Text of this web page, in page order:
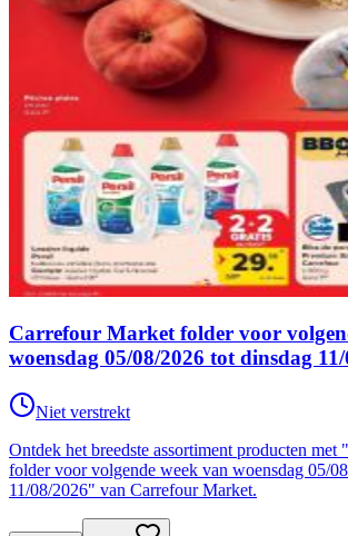
Carrefour Market folder voor
woensdag 05/08/2026 tot dinsdag
Niet verstrekt
Ontdek het breedste assortiment producten
folder voor volgende week van woensdag 05/
11/08/2026" van Carrefour Market.